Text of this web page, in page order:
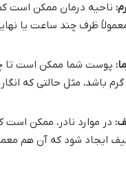
ناحیه درمان ممکن است
ظرف چند ساعت یا
پوست شما ممکن است تا
باشد، مثل حالتی که
در موارد نادر، ممکن
ایجاد شود که آن هم